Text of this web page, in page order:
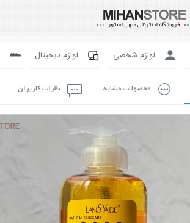
لوازم شخصی لوازم دیجیتال
محصولات مشابه نظرات کاربران